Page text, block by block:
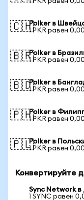
🇨🇭Polker в
1 PKR равен
🇧🇷Polker в
1 PKR равен
🇧🇩Polker в
1 PKR равен
🇵🇭Polker в
1 PKR равен
🇵🇱Polker в
1 PKR равен
Конвертируйте
Sync Network
1 SYNC равен